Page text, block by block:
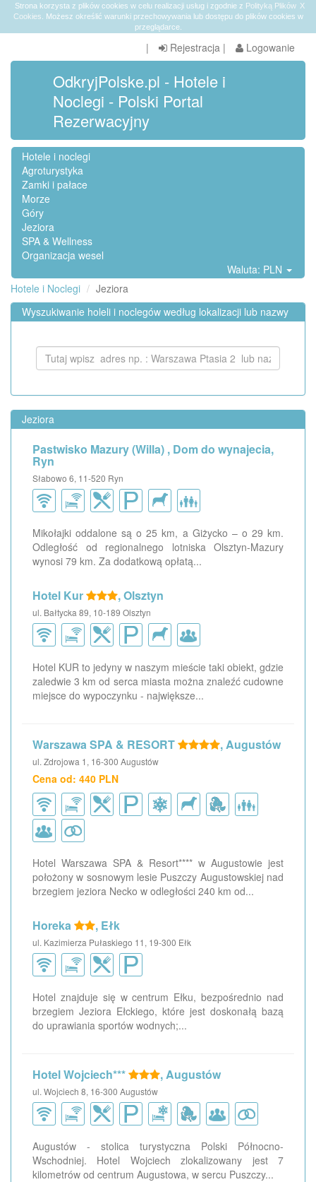
X
Strona korzysta z plików cookies w celu realizacji usług i zgodnie z Polityką Plików
Cookies . Możesz określić warunki przechowywania lub dostępu do plików cookies w
przeglądarce.
| Rejestracja | Logowanie
OdkryjPolske.pl - Hotele i
Noclegi - Polski Portal
Rezerwacyjny
Hotele i noclegi
Agroturystyka
Zamki i pałace
Morze
Góry
Jeziora
SPA & Wellness
Organizacja wesel
Waluta: PLN
Hotele i Noclegi
Jeziora
Wyszukiwanie holeli i noclegów według lokalizacji lub nazwy
Jeziora
Pastwisko Mazury (Willa) , Dom do wynajecia,
Ryn
Słabowo 6, 11-520 Ryn
Mikołajki oddalone są o 25 km, a Giżycko – o 29 km.
Odległość od regionalnego lotniska Olsztyn-Mazury
wynosi 79 km. Za dodatkową opłatą...
Hotel Kur , Olsztyn
ul. Bałtycka 89, 10-189 Olsztyn
Hotel KUR to jedyny w naszym mieście taki obiekt, gdzie
zaledwie 3 km od serca miasta można znaleźć cudowne
miejsce do wypoczynku - największe...
Warszawa SPA & RESORT , Augustów
ul. Zdrojowa 1, 16-300 Augustów
Cena od: 440 PLN
Hotel Warszawa SPA & Resort**** w Augustowie jest
położony w sosnowym lesie Puszczy Augustowskiej nad
brzegiem jeziora Necko w odległości 240 km od...
Horeka , Ełk
ul. Kazimierza Pułaskiego 11, 19-300 Ełk
Hotel znajduje się w centrum Ełku, bezpośrednio nad
brzegiem Jeziora Ełckiego, które jest doskonałą bazą
do uprawiania sportów wodnych;...
Hotel Wojciech*** , Augustów
ul. Wojciech 8, 16-300 Augustów
Augustów - stolica turystyczna Polski Północno-
Wschodniej. Hotel Wojciech zlokalizowany jest 7
kilometrów od centrum Augustowa, w sercu Puszczy...